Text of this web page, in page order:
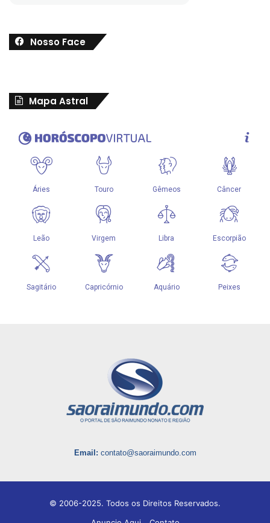
Nosso Face
Mapa Astral
Email: contato@saoraimundo.com
© 2006-2025. Todos os Direitos Reservados.